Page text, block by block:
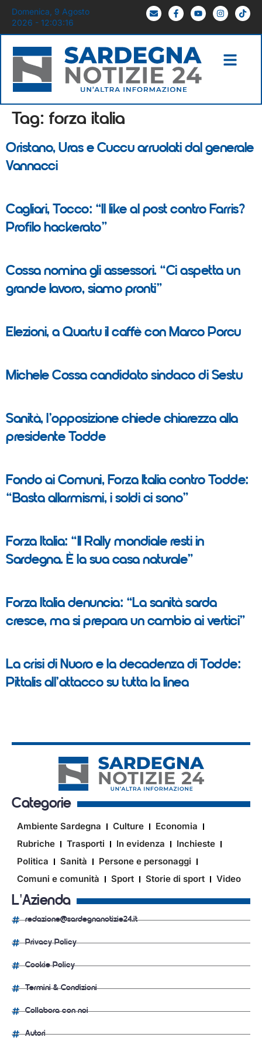
Domenica, 9 Agosto
2026 - 12:03:16
Tag: forza italia
Oristano, Uras e Cuccu arruolati dal generale
Vannacci
Cagliari, Tocco: “Il like al post contro Farris?
Profilo hackerato”
Cossa nomina gli assessori. “Ci aspetta un
grande lavoro, siamo pronti”
Elezioni, a Quartu il caffè con Marco Porcu
Michele Cossa candidato sindaco di Sestu
Sanità, l’opposizione chiede chiarezza alla
presidente Todde
Fondo ai Comuni, Forza Italia contro Todde:
“Basta allarmismi, i soldi ci sono”
Forza Italia: “Il Rally mondiale resti in
Sardegna. È la sua casa naturale”
Forza Italia denuncia: “La sanità sarda
cresce, ma si prepara un cambio ai vertici”
La crisi di Nuoro e la decadenza di Todde:
Pittalis all’attacco su tutta la linea
Categorie
Ambiente Sardegna Culture
Economia
Rubriche
Trasporti In evidenza
Inchieste
Politica
Sanità
Persone e personaggi
Comuni e comunità
Sport Storie di sport Video
L'Azienda
redazione@sardegnanotizie24.it
Privacy Policy
Cookie Policy
Termini & Condizioni
Collabora con noi
Autori